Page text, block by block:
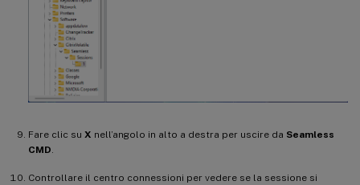
Fare clic su X nell’angolo in alto a destra per uscire da Seamless
CMD.
Controllare il centro connessioni per vedere se la sessione si